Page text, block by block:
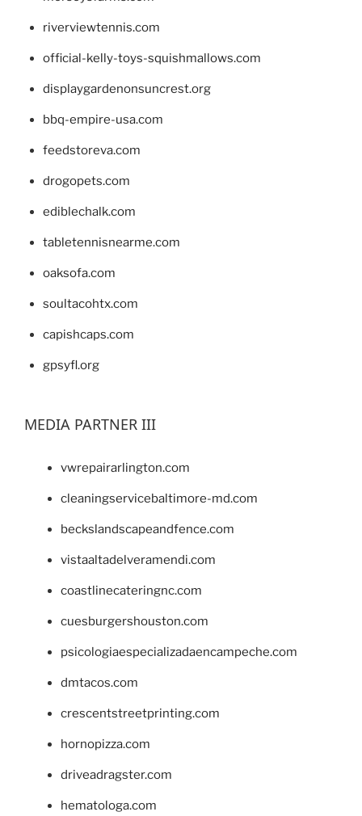
riverviewtennis.com
official-kelly-toys-squishmallows.com
displaygardenonsuncrest.org
bbq-empire-usa.com
feedstoreva.com
drogopets.com
ediblechalk.com
tabletennisnearme.com
oaksofa.com
soultacohtx.com
capishcaps.com
gpsyfl.org
MEDIA PARTNER III
vwrepairarlington.com
cleaningservicebaltimore-md.com
beckslandscapeandfence.com
vistaaltadelveramendi.com
coastlinecateringnc.com
cuesburgershouston.com
psicologiaespecializadaencampeche.com
dmtacos.com
crescentstreetprinting.com
hornopizza.com
driveadragster.com
hematologa.com